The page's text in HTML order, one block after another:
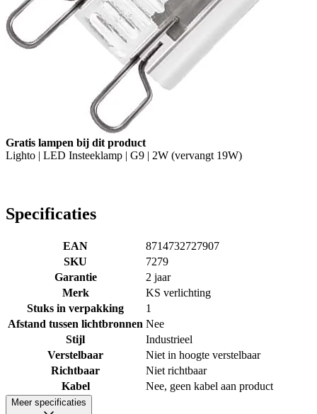
Gratis lampen bij dit product
Lighto | LED Insteeklamp | G9 | 2W (vervangt 19W)
Specificaties
EAN
8714732727907
SKU
7279
Garantie
2 jaar
Merk
KS verlichting
Stuks in verpakking
1
Afstand tussen lichtbronnen Nee
Stijl
Industrieel
Verstelbaar
Niet in hoogte verstelbaar
Richtbaar
Niet richtbaar
Kabel
Nee, geen kabel aan product
Meer specificaties